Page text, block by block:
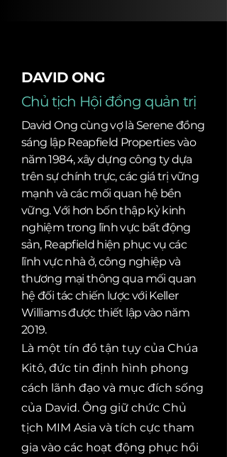
DAVID ONG
Chủ tịch Hội đồng quản trị
David Ong cùng vợ là Serene đồng
sáng lập Reapfield Properties vào
năm 1984, xây dựng công ty dựa
trên sự chính trực, các giá trị vững
mạnh và các mối quan hệ bền
vững. Với hơn bốn thập kỷ kinh
nghiệm trong lĩnh vực bất động
sản, Reapfield hiện phục vụ các
lĩnh vực nhà ở, công nghiệp và
thương mại thông qua mối quan
hệ đối tác chiến lược với Keller
Williams được thiết lập vào năm
2019.
Là một tín đồ tận tụy của Chúa
Kitô, đức tin định hình phong
cách lãnh đạo và mục đích sống
của David. Ông giữ chức Chủ
tịch MIM Asia và tích cực tham
gia vào các hoạt động phục hồi